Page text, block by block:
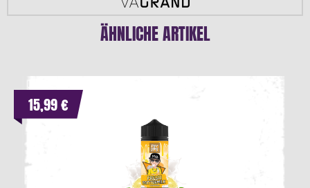
ÄHNLICHE ARTIKEL
15,99 €